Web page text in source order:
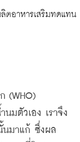
นมตัวเอง เราจึง
นมาแก้ ซึ่งผล